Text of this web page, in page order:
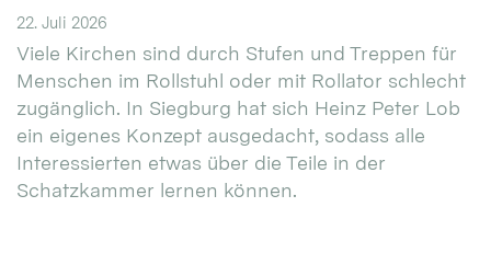
22. Juli 2026
Viele Kirchen sind durch Stufen und Treppen für
Menschen im Rollstuhl oder mit Rollator schlecht
zugänglich. In Siegburg hat sich Heinz Peter Lob
ein eigenes Konzept ausgedacht, sodass alle
Interessierten etwas über die Teile in der
Schatzkammer lernen können.